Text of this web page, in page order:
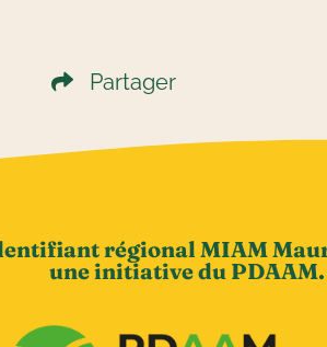
Partager
régional MIAM
une initiative du PDAAM.